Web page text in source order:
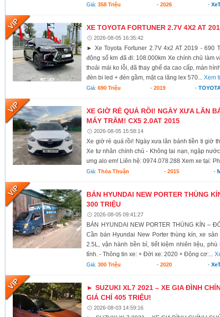
Giá:358 Triệu -2026 -
XE TOYOTA FORTUNER 2.7V 4X2 AT
2026-08-05 16:35:42
► Xe Toyota Fortuner 2.7V 4x2 AT 2019 - 690
động số km đã đi: 108.000km Xe chính chủ làm
thoải mái ko lỗi, đã thay ghế da cao cấp, màn
đèn bi led + đèn gầm, mặt ca lăng lex 570...Xem
Giá:690 Triệu -2019 -
XE GIỜ RẺ QUÁ RỒI! NGÀY XƯA LĂN
MẤY TRĂM! CX5 2.0AT 2015
2026-08-05 15:58:14
Xe giờ rẻ quá rồi! Ngày xưa lăn bánh tiền ti giờ
Xe tư nhân chính chủ - Không tai nạn, ngập
ưng alo em! Liên hệ: 0974.078.288 Xem xe tại:
Giá:Thỏa Thuận - 2015 -
BÁN HYUNDAI NEW PORTER THÙNG
300 TRIỆU
2026-08-05 09:41:27
BÁN HYUNDAI NEW PORTER THÙNG KÍN –
Cần bán Hyundai New Porter thùng kín, xe
2.5L, vận hành bền bỉ, tiết kiệm nhiên liệu,
tỉnh. - Thông tin xe: + Đời xe: 2020 + Động cơ:...
Giá:300 Triệu -2020 -
► SUZUKI XL7 2021 – XE GIA ĐÌNH
GIÁ CHỈ 405 TRIỆU!
2026-08-03 14:59:16